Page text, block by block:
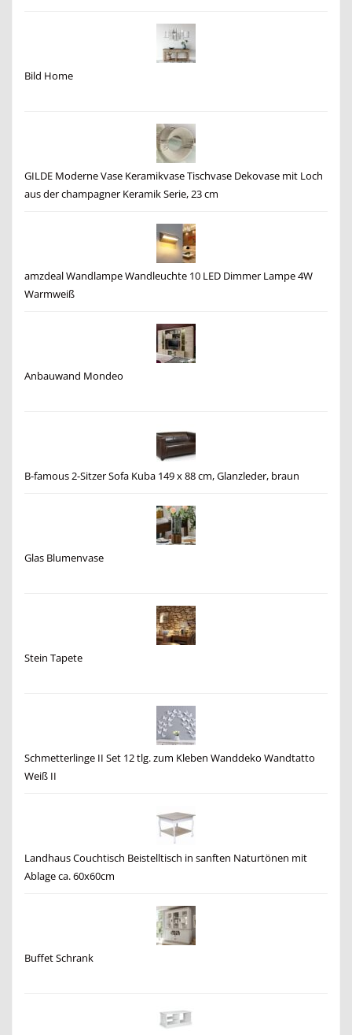
Bild Home
GILDE Moderne Vase Keramikvase Tischvase Dekovase mit Loch
aus der champagner Keramik Serie, 23 cm
amzdeal Wandlampe Wandleuchte 10 LED Dimmer Lampe 4W
Warmweiß
Anbauwand Mondeo
B-famous 2-Sitzer Sofa Kuba 149 x 88 cm, Glanzleder, braun
Glas Blumenvase
Stein Tapete
Schmetterlinge II Set 12 tlg. zum Kleben Wanddeko Wandtatto
Weiß II
Landhaus Couchtisch Beistelltisch in sanften Naturtönen mit
Ablage ca. 60x60cm
Buffet Schrank